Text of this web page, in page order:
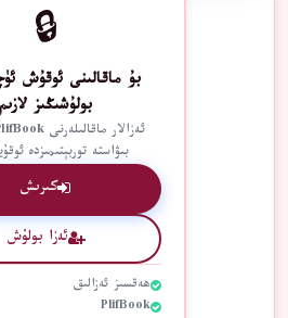
🔒
بۇ ماقالىنى ئوقۇش
بولۇشىڭىز لازىم
بىۋاستە توربېتىمىزدە
كىرىش
ئەزا بولۇش
ھەقسىز ئەزالىق
PlifBook